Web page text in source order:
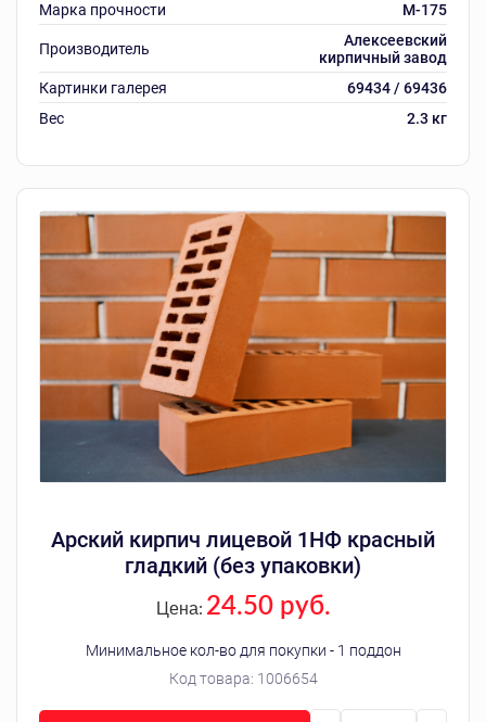
Марка прочности
M-175
Производитель
Алексеевский
кирпичный завод
Картинки галерея
69434 / 69436
Вес
2.3 кг
Арский кирпич лицевой 1НФ красный
гладкий (без упаковки)
Код товара: 1006654
Цена: 24.50 руб.
Минимальное кол-во для покупки - 1 поддон